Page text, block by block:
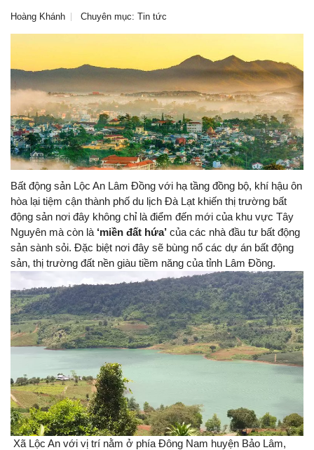
Hoàng Khánh Chuyên mục: Tin tức
Bất động sản Lộc An Lâm Đồng với hạ tầng đồng bộ, khí hậu ôn
hòa lại tiệm cận thành phố du lịch Đà Lạt khiến thị trường bất
động sản nơi đây không chỉ là điểm đến mới của khu vực Tây
Nguyên mà còn là ‘miền đất hứa’ của các nhà đầu tư bất động
sản sành sỏi. Đặc biệt nơi đây sẽ bùng nổ các dự án bất động
sản, thị trường đất nền giàu tiềm năng của tỉnh Lâm Đồng.
Xã Lộc An với vị trí nằm ở phía Đông Nam huyện Bảo Lâm,